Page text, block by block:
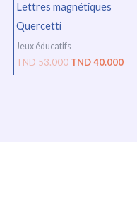
Lettres magnétiques
Quercetti
Jeux éducatifs
TND53.000 TND40.000